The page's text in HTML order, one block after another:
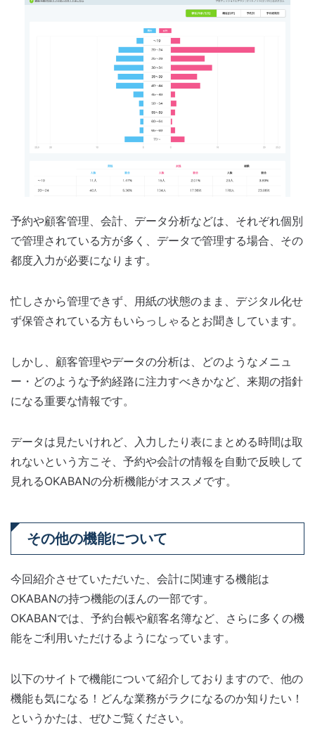
予約や顧客管理、会計、データ分析などは、それぞれ個別
で管理されている方が多く、データで管理する場合、その
都度入力が必要になります。
忙しさから管理できず、用紙の状態のまま、デジタル化せ
ず保管されている方もいらっしゃるとお聞きしています。
しかし、顧客管理やデータの分析は、どのようなメニュ
ー・どのような予約経路に注力すべきかなど、来期の指針
になる重要な情報です。
データは見たいけれど、入力したり表にまとめる時間は取
れないという方こそ、予約や会計の情報を自動で反映して
見れるOKABANの分析機能がオススメです。
その他の機能について
今回紹介させていただいた、会計に関連する機能は
OKABANの持つ機能のほんの一部です。
OKABANでは、予約台帳や顧客名簿など、さらに多くの機
能をご利用いただけるようになっています。
以下のサイトで機能について紹介しておりますので、他の
機能も気になる！どんな業務がラクになるのか知りたい！
というかたは、ぜひご覧ください。